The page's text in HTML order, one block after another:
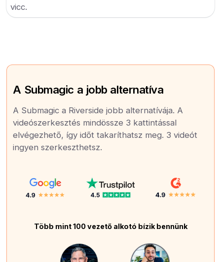
vicc.
A Submagic a jobb alternatíva
A Submagic a Riverside jobb alternatívája. A
videószerkesztés mindössze 3 kattintással
elvégezhető, így időt takaríthatsz meg. 3 videót
ingyen szerkeszthetsz.
Több mint 100 vezető alkotó bízik bennünk